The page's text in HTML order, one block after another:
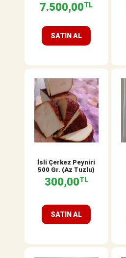
7.500,00TL
SATIN AL
İsli Çerkez Peyniri
500 Gr. (Az Tuzlu)
300,00TL
SATIN AL